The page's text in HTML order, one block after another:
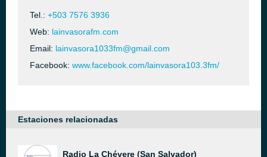
Tel.: +503 7576 3936
Web: lainvasorafm.com
Email: lainvasora1033fm@gmail.com
Facebook: www.facebook.com/lainvasora103.3fm/
Estaciones relacionadas
Radio La Chévere (San Salvador)